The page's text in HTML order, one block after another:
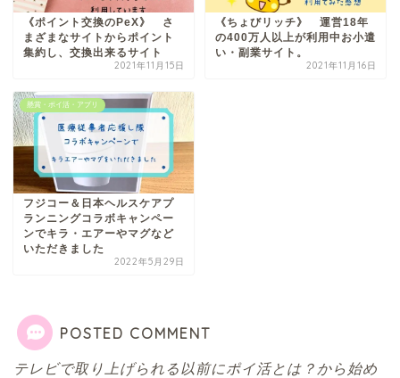
《ポイント交換のPeX》 さ
まざまなサイトからポイント
集約し、交換出来るサイト
2021年11月15日
《ちょびリッチ》 運営18年
の400万人以上が利用中お小遣
い・副業サイト。
2021年11月16日
懸賞・ポイ活・アプリ
フジコー＆日本ヘルスケアプ
ランニングコラボキャンペー
ンでキラ・エアーやマグなど
いただきました
2022年5月29日
POSTED COMMENT
テレビで取り上げられる以前にポイ活とは？から始め